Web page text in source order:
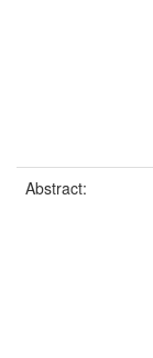
Abstract: